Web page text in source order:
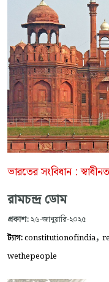
ভারতের সংবিধান :
রামচন্দ্র ডোম
প্রকাশ: ২৬-জানুয়ারি-২০২৫
ট্যাগ:constitutionofindia,
wethepeople